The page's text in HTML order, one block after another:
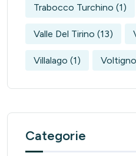
Trabocco Turchino (1)
Valle Del Tirino (13)
Villalago (1) Voltigno
Categorie